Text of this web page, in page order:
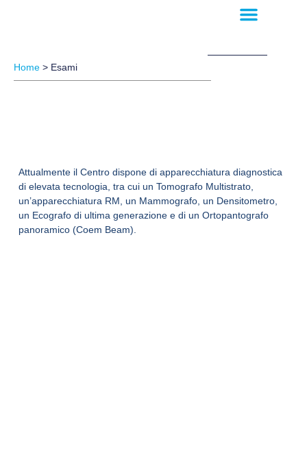
Home > Esami
Attualmente il Centro dispone di apparecchiatura diagnostica
di elevata tecnologia, tra cui un Tomografo Multistrato,
un’apparecchiatura RM, un Mammografo, un Densitometro,
un Ecografo di ultima generazione e di un Ortopantografo
panoramico (Coem Beam).